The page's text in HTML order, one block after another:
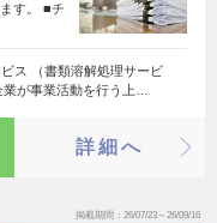
す。 ■チ
ス （書類溶解処理サービ
が事業活動を行う上…
詳細へ
掲載期間 26/07/23～26/09/16